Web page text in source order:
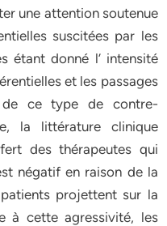
une attention soutenue
suscitées par les
étant donné l’ intensité
et les passages
de ce type de contre-
la littérature clinique
des thérapeutes qui
négatif en raison de la
projettent sur la
à cette agressivité, les